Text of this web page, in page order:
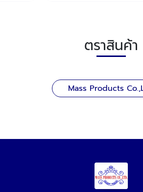
ตราสินค้า
Mass Products